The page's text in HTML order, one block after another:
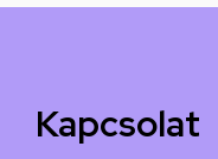
Kapcsolat